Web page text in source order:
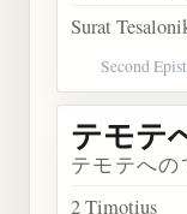
Surat
Second
テモテ
テモテへの
2 Timotius